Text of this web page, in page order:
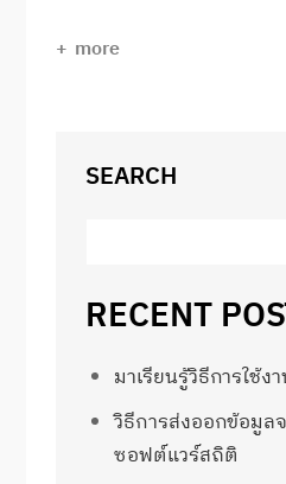
more
SEARCH
RECENT
มาเรียนรู้วิธีการใช้ง
วิธีการส่งออกข้อมูลจ
ซอฟต์แวร์สถิติ